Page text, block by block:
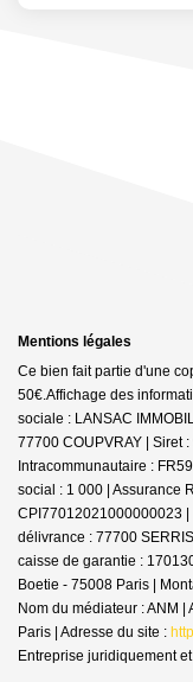
Mentions légales
Ce bien fait partie d'une
50€.Affichage des
sociale : LANSAC
77700 COUPVRAY | Siret
Intracommunautaire :
social : 1 000 | Assurance
CPI77012021000000023
délivrance : 77700
caisse de garantie :
Boetie - 75008 Paris |
Nom du médiateur : ANM
Paris | Adresse du site :
Entreprise juridiquement